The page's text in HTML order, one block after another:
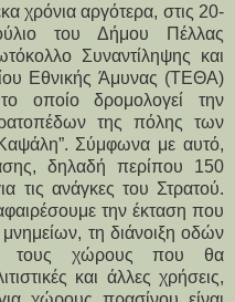
χρόνια αργότερα, στις 20-
του Δήμου Πέλλας
Συναντίληψης και
Εθνικής Άμυνας (ΤΕΘΑ)
δρομολογεί την
της πόλης των
Σύμφωνα με αυτό,
δηλαδή περίπου 150
τις ανάγκες του Στρατού.
την έκταση που
μνημείων, τη διάνοιξη οδών
τους χώρους που θα
και άλλες χρήσεις,